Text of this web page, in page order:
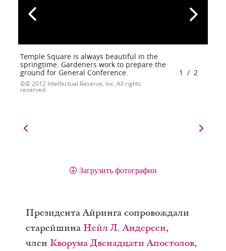
Temple Square is always beautiful in the
springtime. Gardeners work to prepare the
ground for General Conference.
© 2012 Intellectual Reserve, Inc. All rights
reserved.
1 / 2
Загрузить фотографии
Президента Айринга сопровождали
старейшина Нейл Л. Андерсен,
член Кворума Двенадцати Апостолов,